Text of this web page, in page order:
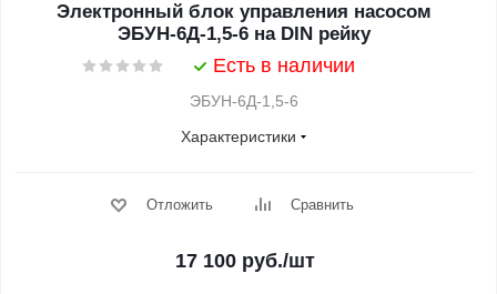
Электронный блок управления насосом
ЭБУН-6Д-1,5-6 на DIN рейку
Есть в наличии
ЭБУН-6Д-1,5-6
Характеристики
Отложить Сравнить
17 100руб./шт